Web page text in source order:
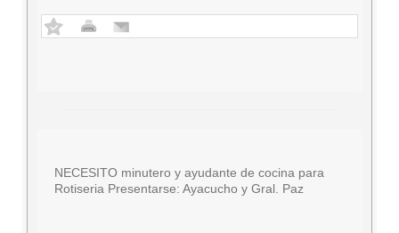
NECESITO minutero y ayudante de cocina para
Rotiseria Presentarse: Ayacucho y Gral. Paz